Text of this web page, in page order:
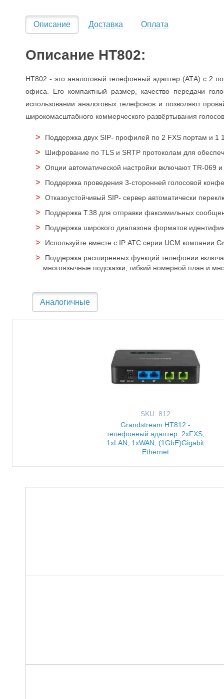
Описание Доставка Оплата
Описание HT802:
HT802 - это аналоговый телефонный адаптер (АТА) с 2
офиса. Его компактный размер, качество передачи
использовании аналоговых телефонов и позволяют
широкомасштабного коммерческого развёртывания
Поддержка двух SIP- профилей по 2 FXS портам и 1
Шифрование по TLS и SRTP протоколам для
Опции автоматической настройки включают TR-069
Поддержка проведения 3-сторонней голосовой
Отказоустойчивый SIP- сервер автоматически
Поддержка Т.38 для отправки факсимильных
Поддержка широкого диапазона форматов
Используйте вместе с IP АТС серии UCM компании
Поддержка расширенных функций телефонии
многоязычные подсказки, гибкий номерной план и
Аналогичные
SKU: 812
Grandstream HT812 -
телефонный адаптер. 2xFXS,
1xLAN, 1xWAN, (1GbE)Gigabit
Ethernet